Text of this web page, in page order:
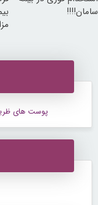
سامان‼️‼️
پوست های